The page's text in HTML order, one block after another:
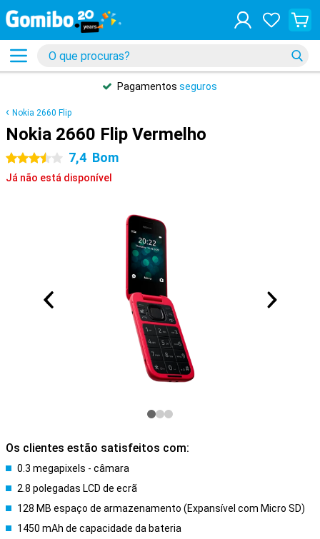
Pagamentos seguros
Nokia 2660 Flip
Nokia 2660 Flip Vermelho
3.5 estrelas 7,4 Bom
Já não está disponível
Os clientes estão satisfeitos com:
0.3 megapixels - câmara
2.8 polegadas LCD de ecrã
128 MB espaço de armazenamento (Expansível com Micro SD)
1450 mAh de capacidade da bateria